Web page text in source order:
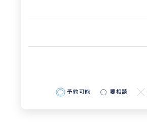
予約可能 要相談